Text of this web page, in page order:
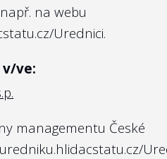
na webu
Urednici.
ve:
managementu České